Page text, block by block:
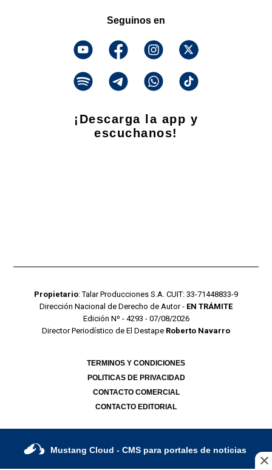
Seguinos en
¡Descarga la app y
escuchanos!
Propietario: Talar Producciones S.A. CUIT: 33-71448833-9
Dirección Nacional de Derecho de Autor - EN TRÁMITE
Edición Nº - 4293 - 07/08/2026
Director Periodístico de El Destape Roberto Navarro
TERMINOS Y CONDICIONES
POLITICAS DE PRIVACIDAD
CONTACTO COMERCIAL
CONTACTO EDITORIAL
Mustang Cloud - CMS para portales de noticias